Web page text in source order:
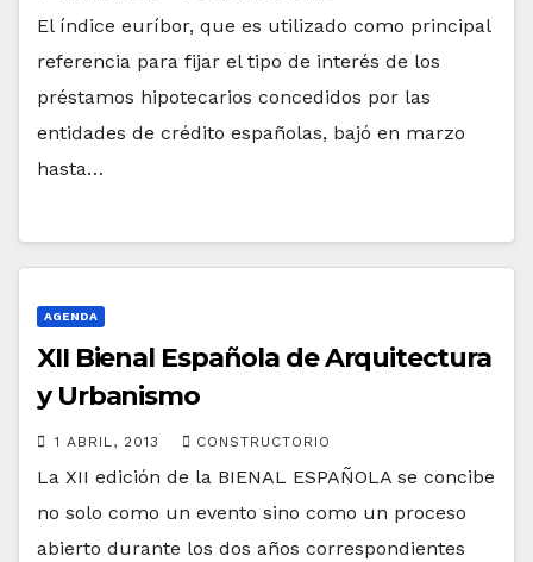
El índice euríbor, que es utilizado como principal
referencia para fijar el tipo de interés de los
préstamos hipotecarios concedidos por las
entidades de crédito españolas, bajó en marzo
hasta…
AGENDA
XII Bienal Española de Arquitectura
y Urbanismo
1 ABRIL, 2013 CONSTRUCTORIO
La XII edición de la BIENAL ESPAÑOLA se concibe
no solo como un evento sino como un proceso
abierto durante los dos años correspondientes